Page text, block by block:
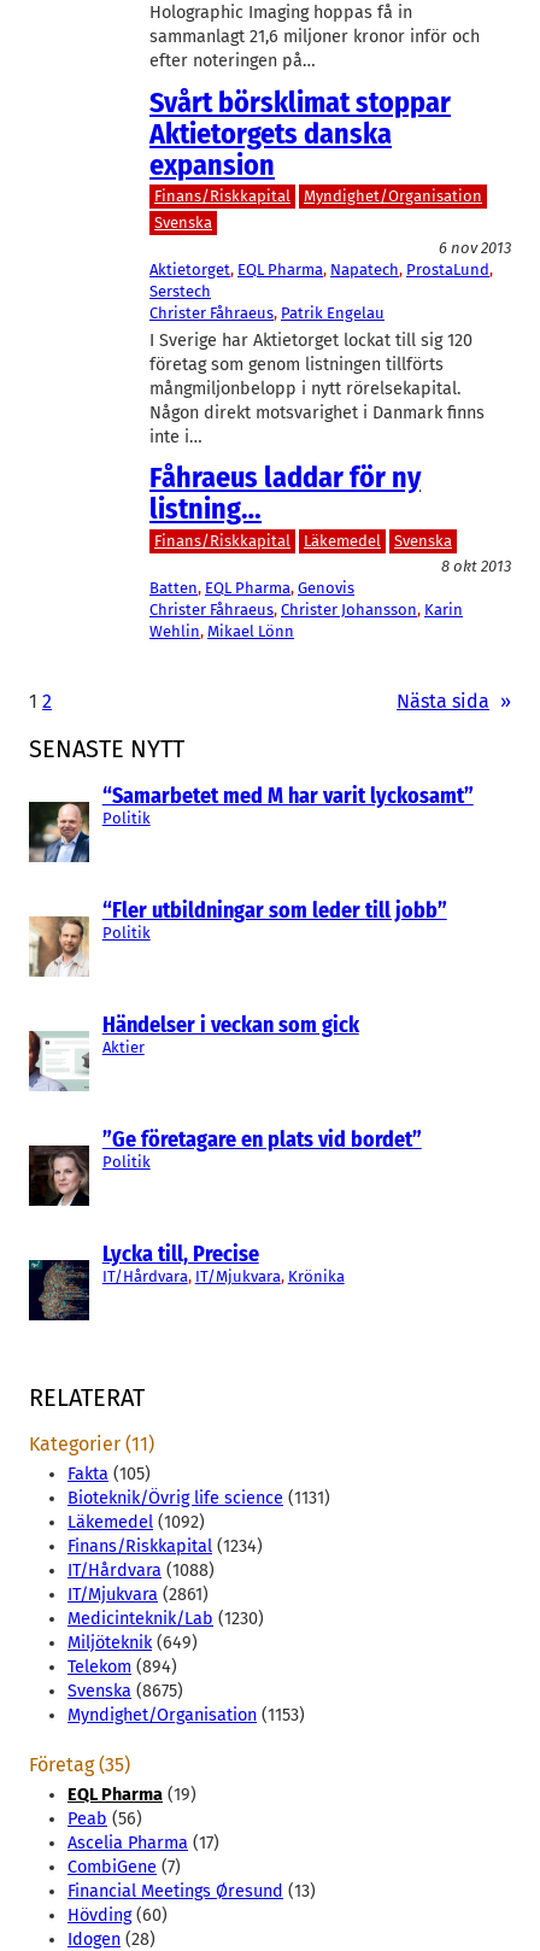
SENASTE NYTT
“Samarbetet med M har varit lyckosamt”
Politik
“Fler utbildningar som leder till jobb”
Politik
Händelser i veckan som gick
Aktier
”Ge företagare en plats vid bordet”
Politik
Lycka till, Precise
IT/Hårdvara, IT/Mjukvara, Krönika
Holographic Imaging hoppas få in
sammanlagt 21,6 miljoner kronor inför och
efter noteringen på…
Svårt börsklimat stoppar
Aktietorgets danska
expansion
Finans/Riskkapital
Myndighet/Organisation
Svenska
6 nov 2013
Aktietorget, EQL Pharma, Napatech, ProstaLund
Serstech
Christer Fåhraeus, Patrik Engelau
I Sverige har Aktietorget lockat till sig 120
företag som genom listningen tillförts
mångmiljonbelopp i nytt rörelsekapital.
Någon direkt motsvarighet i Danmark finns
inte i…
Fåhraeus laddar för ny
listning…
Finans/Riskkapital Läkemedel
Svenska
8 okt 2013
Batten, EQL Pharma, Genovis
Christer Fåhraeus, Christer Johansson, Karin
Wehlin, Mikael Lönn
1 2 Nästa sida »
RELATERAT
Kategorier (11)
Fakta (105)
Bioteknik/Övrig life science (1131)
Läkemedel (1092)
Finans/Riskkapital (1234)
IT/Hårdvara (1088)
IT/Mjukvara (2861)
Medicinteknik/Lab (1230)
Miljöteknik(649)
Telekom (894)
Svenska (8675)
Myndighet/Organisation (1153)
Företag (35)
EQL Pharma (19)
Peab (56)
Ascelia Pharma (17)
CombiGene (7)
Financial Meetings Øresund (13)
Hövding(60)
Idogen (28)